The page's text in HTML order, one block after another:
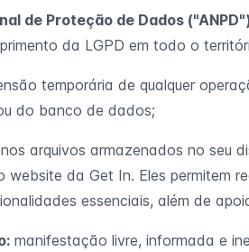
de Proteção de Dados
da LGPD em todo o
temporária de qualquer
do banco de dados;
arquivos armazenados no seu
website da Get In. Eles permitem
essenciais, além de
manifestação livre, informada e